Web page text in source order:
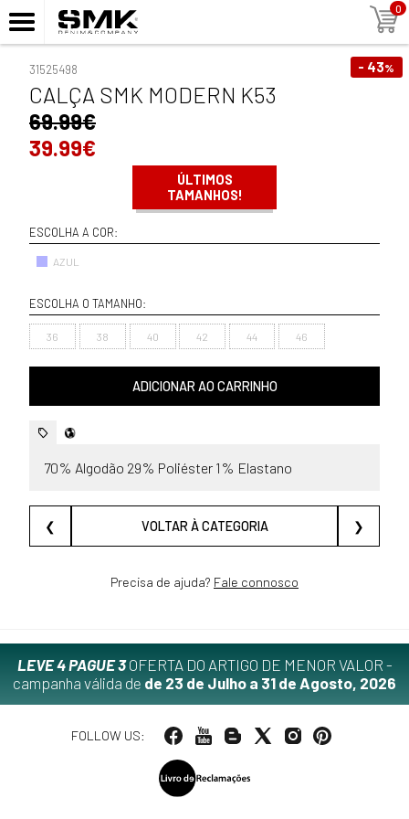
0
- 43%
31525498
CALÇA SMK MODERN K53
69.99€
39.99€
ÚLTIMOS
TAMANHOS!
ESCOLHA A COR:
AZUL
ESCOLHA O TAMANHO:
36 38 40 42 44 46
ADICIONAR AO CARRINHO
70% Algodão 29% Poliéster 1% Elastano
❮ VOLTAR À CATEGORIA ❯
Precisa de ajuda? Fale connosco
LEVE 4 PAGUE 3OFERTA DO ARTIGO DE MENOR VALOR -
campanha válida de de 23 de Julho a 31 de Agosto, 2026
FOLLOW US: